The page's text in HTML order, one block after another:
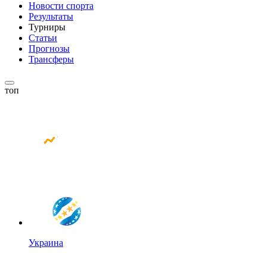
Новости спорта
Результаты
Турниры
Статьи
Прогнозы
Трансферы
топ
Украина